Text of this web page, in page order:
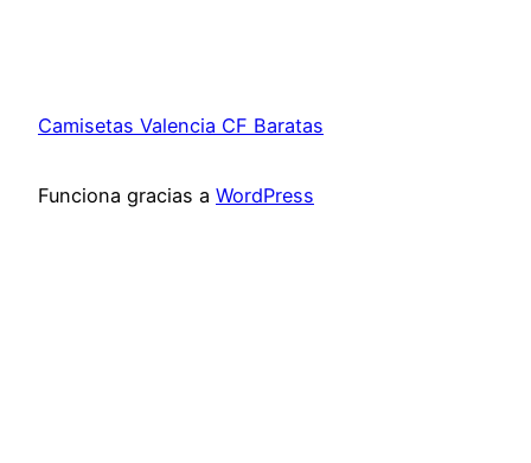
Camisetas Valencia CF Baratas
Funciona gracias a WordPress